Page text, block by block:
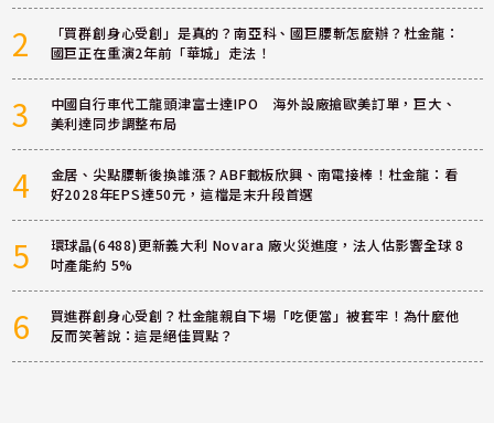
2
「買群創身心受創」是真的？南亞科、國巨腰斬怎麼辦？杜金龍：
國巨正在重演2年前「華城」走法！
3
中國自行車代工龍頭津富士達IPO 海外設廠搶歐美訂單，巨大、
美利達同步調整布局
4
金居、尖點腰斬後換誰漲？ABF載板欣興、南電接棒！杜金龍：看
好2028年EPS達50元，這檔是末升段首選
5
環球晶(6488)更新義大利 Novara 廠火災進度，法人估影響全球 8
吋產能約 5%
6
買進群創身心受創？杜金龍親自下場「吃便當」被套牢！為什麼他
反而笑著說：這是絕佳買點？